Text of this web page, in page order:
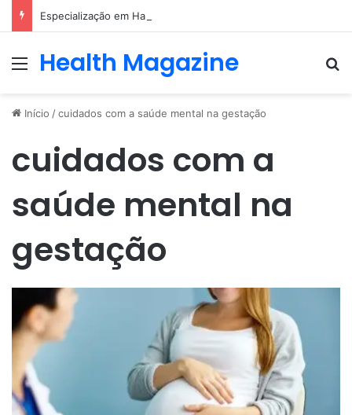
Menu
Health Magazine
Início /cuidados com a saúde mental na gestação
cuidados com a
saúde mental na
gestação